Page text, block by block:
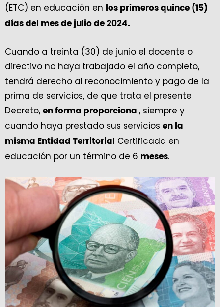
(ETC) en educación en
los primeros quince (15)
días del mes de julio de 2024.
Cuando a treinta (30) de junio el docente o
directivo no haya trabajado el año completo,
tendrá derecho al reconocimiento y pago de la
prima de servicios, de que trata el presente
Decreto, en forma proporcional, siempre y
cuando haya prestado sus servicios en la
misma Entidad Territorial
Certificada en
educación por un término de 6 meses.